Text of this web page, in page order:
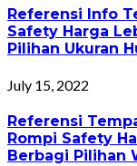
Referensi Info
Safety Harga
Pilihan Ukuran
July 15, 2022
Referensi
Rompi Safety
Berbagi Pilihan